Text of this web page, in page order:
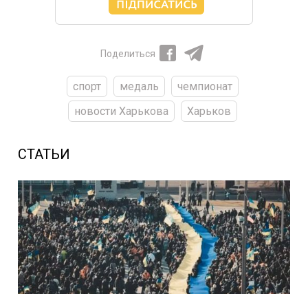
Поделиться
спорт медаль
чемпионат
новости Харькова
Харьков
СТАТЬИ